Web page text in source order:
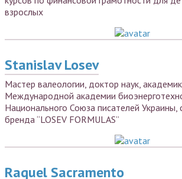
взрослых
Stanislav Losev
Мастер валеологии, доктор наук, академик
Международной академии
Национального Союза писателей Украины,
бренда “LOSEV FORMULAS”
Raquel Sacramento